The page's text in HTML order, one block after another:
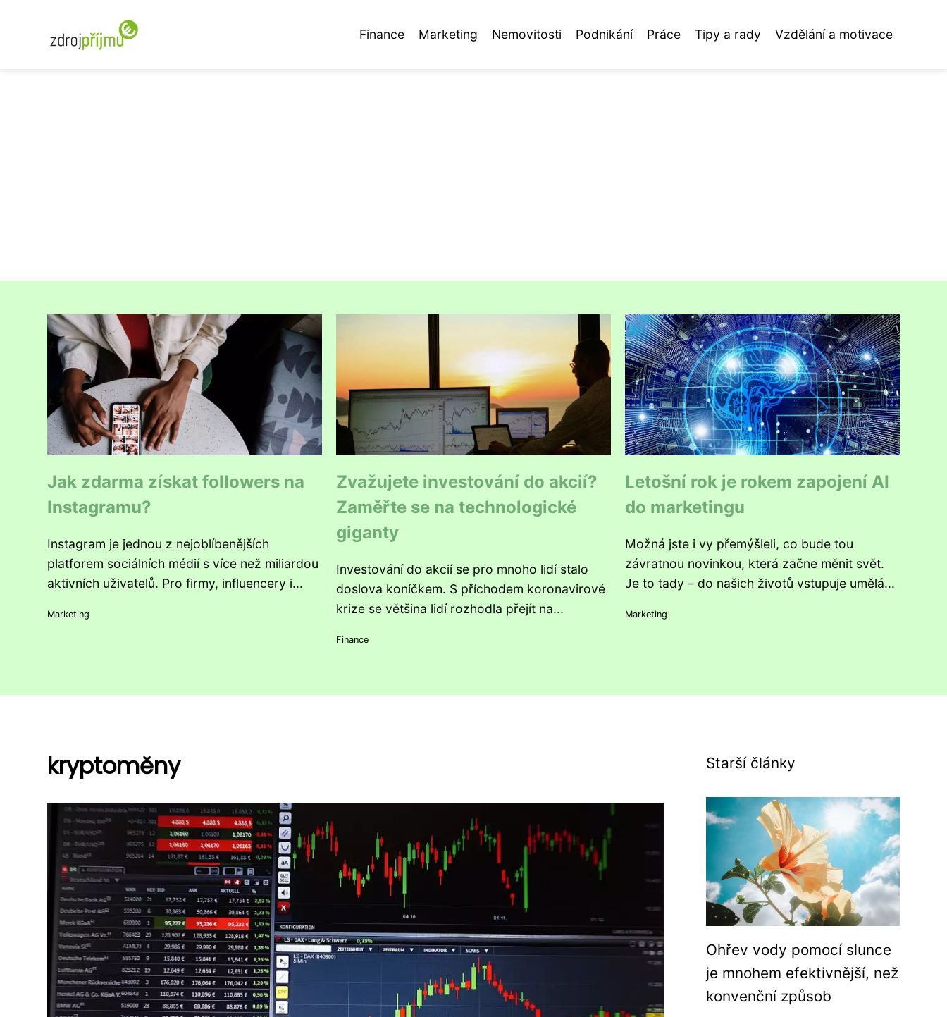
Finance Marketing Nemovitosti Podnikání Práce Tipy a rady Vzdělání a motivace
Jak zdarma získat followers na
Instagramu?
Instagram je jednou z nejoblíbenějších
platforem sociálních médií s více než miliardou
aktivních uživatelů. Pro firmy, influencery i...
Marketing
Zvažujete investování do akcií?
Zaměřte se na technologické
giganty
Investování do akcií se pro mnoho lidí stalo
doslova koníčkem. S příchodem koronavirové
krize se většina lidí rozhodla přejít na...
Finance
Letošní rok je rokem zapojení AI
do marketingu
Možná jste i vy přemýšleli, co bude tou
závratnou novinkou, která začne měnit svět.
Je to tady – do našich životů vstupuje umělá...
Marketing
kryptoměny Starší články
Ohřev vody pomocí slunce
je mnohem efektivnější, než
konvenční způsob